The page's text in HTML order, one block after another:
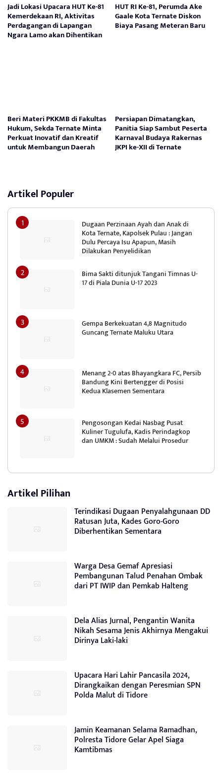
Jadi Lokasi Upacara HUT Ke-81
Kemerdekaan RI, Aktivitas
Perdagangan di Lapangan
Ngara Lamo akan Dihentikan
HUT RI Ke-81, Perumda Ake
Gaale Kota Ternate Diskon
Biaya Pasang Meteran Baru
Beri Materi PKKMB di Fakultas
Hukum, Sekda Ternate Minta
Perkuat Inovatif dan Kreatif
untuk Membangun Daerah
Persiapan Dimatangkan,
Panitia Siap Sambut Peserta
Karnaval Budaya Rakernas
JKPI ke-XII di Ternate
Artikel Populer
Dugaan Perzinaan Ayah dan Anak di
Kota Ternate, Kapolsek Pulau : Jangan
Dulu Percaya Isu Apapun, Masih
Dilakukan Penyelidikan
Bima Sakti ditunjuk Tangani Timnas U-
17 di Piala Dunia U-17 2023
Gempa Berkekuatan 4,8 Magnitudo
Guncang Ternate Maluku Utara
Menang 2-0 atas Bhayangkara FC, Persib
Bandung Kini Bertengger di Posisi
Kedua Klasemen Sementara
Pengosongan Kedai Nasbag Pusat
Kuliner Tugulufa, Kadis Perindagkop
dan UMKM : Sudah Melalui Prosedur
Artikel Pilihan
Terindikasi Dugaan Penyalahgunaan DD
Ratusan Juta, Kades Goro-Goro
Diberhentikan Sementara
Warga Desa Gemaf Apresiasi
Pembangunan Talud Penahan Ombak
dari PT IWIP dan Pemkab Halteng
Dela Alias Jurnal, Pengantin Wanita
Nikah Sesama Jenis Akhirnya Mengakui
Dirinya Laki-laki
Upacara Hari Lahir Pancasila 2024,
Dirangkaikan dengan Peresmian SPN
Polda Malut di Tidore
Jamin Keamanan Selama Ramadhan,
Polresta Tidore Gelar Apel Siaga
Kamtibmas